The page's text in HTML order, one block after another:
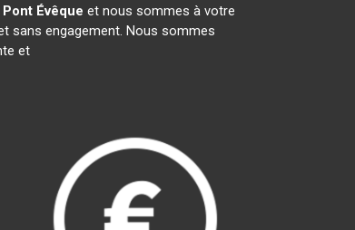
Pont Évêque et nous sommes à votre
sans engagement. Nous sommes
et